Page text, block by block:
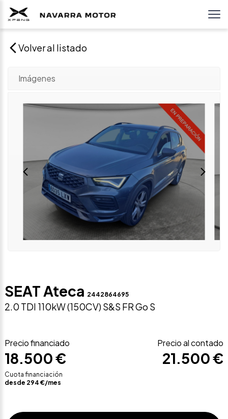
Volver al listado
Imágenes
SEAT Ateca 2442864695
2.0 TDI 110kW (150CV) S&S FR Go S
Precio financiado
18.500 €
Cuota financiación
desde 294 €/mes
Precio al contado
21.500 €